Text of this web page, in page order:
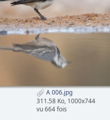
A 006.jpg
311.58 Ko, 1000x744
vu 664 fois